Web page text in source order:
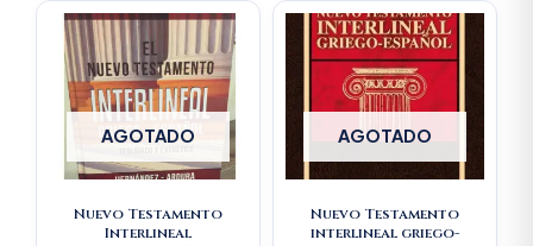
AGOTADO
Nuevo Testamento
Interlineal
AGOTADO
Nuevo Testamento
interlineal griego-